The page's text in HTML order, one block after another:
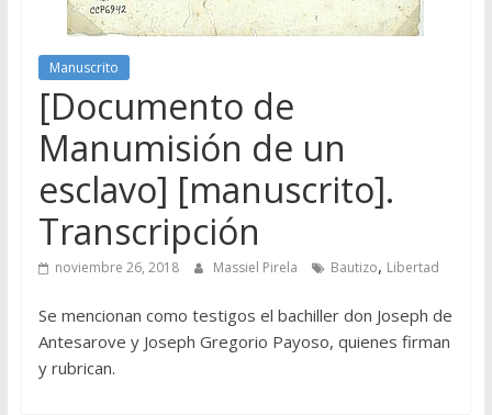
Manuscrito
[Documento de
Manumisión de un
esclavo] [manuscrito].
Transcripción
noviembre 26, 2018 Massiel Pirela Bautizo, Libertad
Se mencionan como testigos el bachiller don Joseph de
Antesarove y Joseph Gregorio Payoso, quienes firman
y rubrican.